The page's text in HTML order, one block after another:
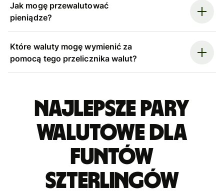
Jak mogę przewalutować
pieniądze?
Które waluty mogę wymienić za
pomocą tego przelicznika walut?
Najlepsze pary
walutowe dla
funtów
szterlingów